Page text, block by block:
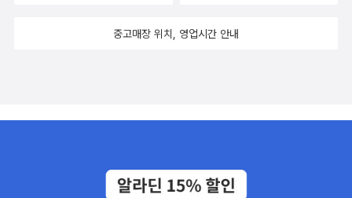
중고매장 위치, 영업시간 안내